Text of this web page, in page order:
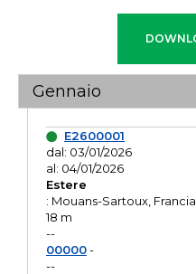
Gennaio
E2600001
dal: 03/01/2026
al: 04/01/2026
Estere
: Mouans-Sartoux, Francia
18 m
--
00000-
--